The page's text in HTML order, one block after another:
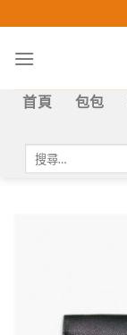
to
content
首頁 包包